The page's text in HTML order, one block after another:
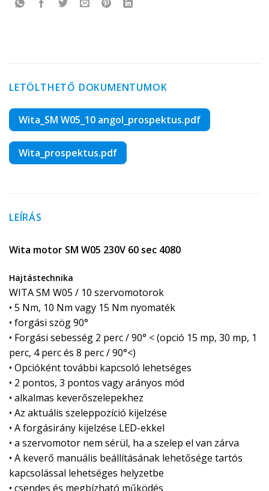
LETÖLTHETŐ DOKUMENTUMOK
Wita_SM W05_10 angol_prospektus.pdf
Wita_prospektus.pdf
LEÍRÁS
Wita motor SM W05 230V 60 sec 4080
Hajtástechnika
WITA SM W05 / 10 szervomotorok
• 5 Nm, 10 Nm vagy 15 Nm nyomaték
• forgási szög 90°
• Forgási sebesség 2 perc / 90° < (opció 15 mp, 30 mp, 1
perc, 4 perc és 8 perc / 90°<)
• Opcióként további kapcsoló lehetséges
• 2 pontos, 3 pontos vagy arányos mód
• alkalmas keverőszelepekhez
• Az aktuális szeleppozíció kijelzése
• A forgásirány kijelzése LED-ekkel
• a szervomotor nem sérül, ha a szelep el van zárva
• A keverő manuális beállításának lehetősége tartós
kapcsolással lehetséges helyzetbe
• csendes és megbízható működés